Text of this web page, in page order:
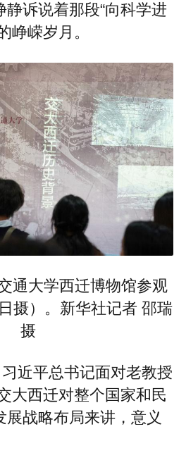
诉说着那段“向科学进
峥嵘岁月。
通大学西迁博物馆参观
摄）。新华社记者 邵瑞
摄
近平总书记面对老教授
大西迁对整个国家和民
展战略布局来讲，意义